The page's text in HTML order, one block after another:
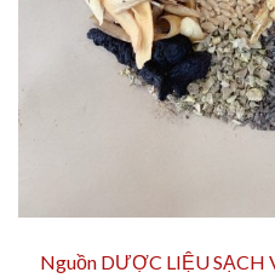
Nguồn DƯỢC LIỆU SẠCH